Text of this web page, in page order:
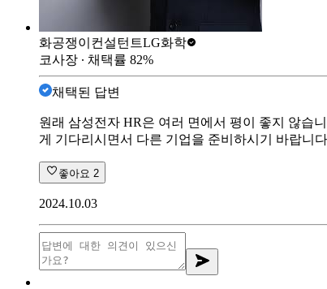
화공쟁이컨설턴트LG화학
코사장 ∙ 채택률 82%
채택된 답변
원래 삼성전자 HR은 여러 면에서 평이 좋지 않습
게 기다리시면서 다른 기업을 준비하시기 바랍니
좋아요 2
2024.10.03